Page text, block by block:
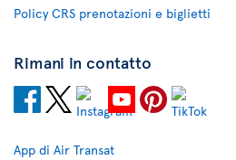
Policy CRS prenotazioni e biglietti
Rimani in contatto
App di Air Transat